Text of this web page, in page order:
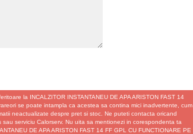
la INCALZITOR INSTANTANEU DE APA ARISTON FAST 14
se poate intampla ca acestea sa contina mici inadvertente, cum
neactualizate despre pret si stoc. Ne puteti contacta oricand
serviciu Calorserv. Nu uita sa mentionezi in corespondenta ta
DE APA ARISTON FAST 14 FF GPL CU FUNCTIONARE PE